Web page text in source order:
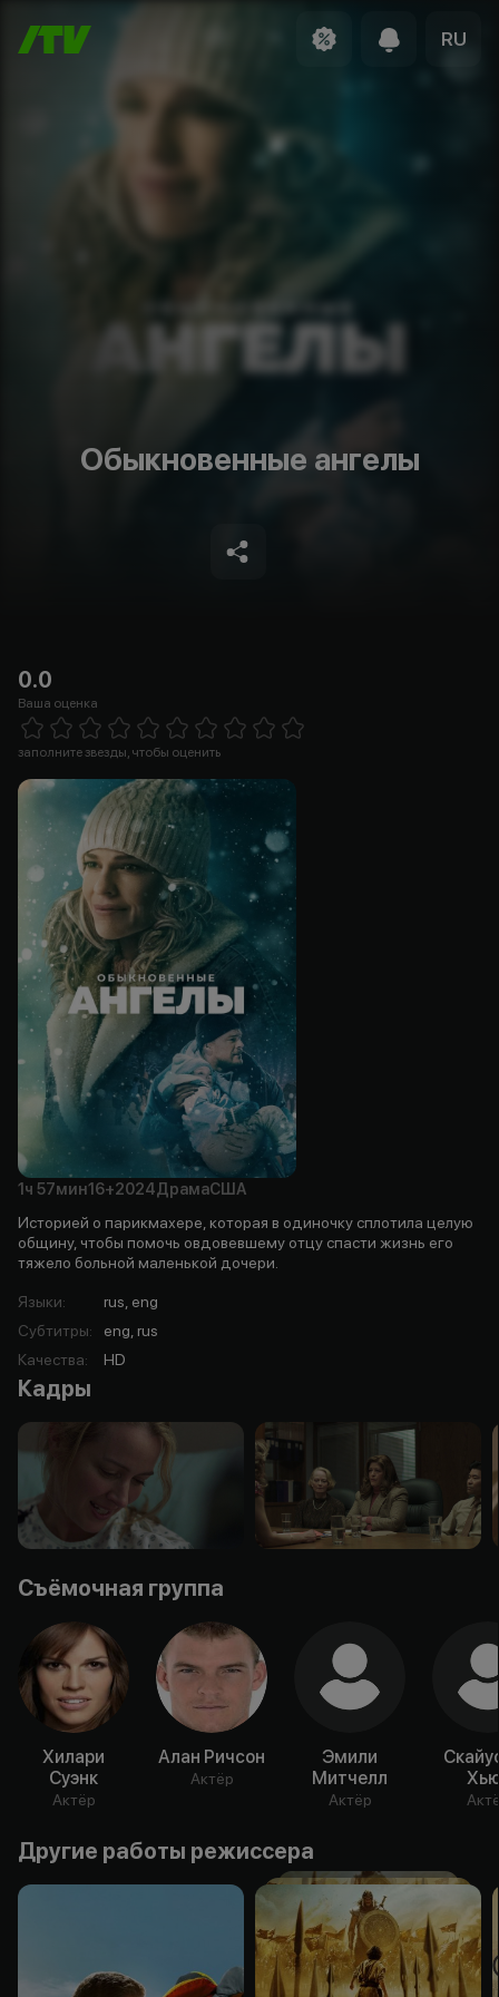
RU
Обыкновенные ангелы
0.0
Ваша оценка
5 Stars
заполните звезды, чтобы оценить
1ч 57мин16+2024ДрамаСША
Историей о парикмахере, которая в одиночку сплотила целую
общину, чтобы помочь овдовевшему отцу спасти жизнь его
тяжело больной маленькой дочери.
Языки:
rus, eng
Субтитры:
eng, rus
Качества: HD
Кадры
Съёмочная группа
Хилари
Суэнк
Актёр
Алан Ричсон
Актёр
Эмили
Митчелл
Актёр
Другие работы режиссера